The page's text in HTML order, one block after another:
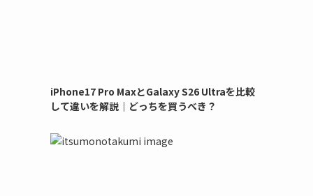
iPhone17 Pro MaxとGalaxy S26 Ultraを比較
して違いを解説｜どっちを買うべき？